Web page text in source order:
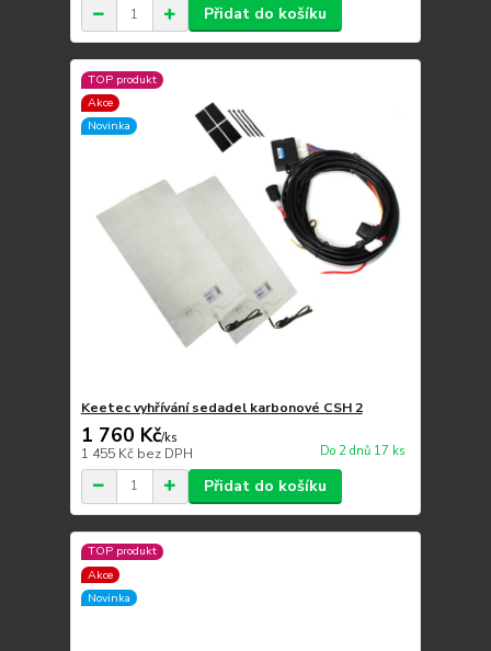
Přidat do košíku
TOP produkt
Akce
Novinka
Keetec vyhřívání sedadel karbonové CSH 2
1 760 Kč/ks
1 455 Kč bez DPH Do 2 dnů 17 ks
Přidat do košíku
TOP produkt
Akce
Novinka